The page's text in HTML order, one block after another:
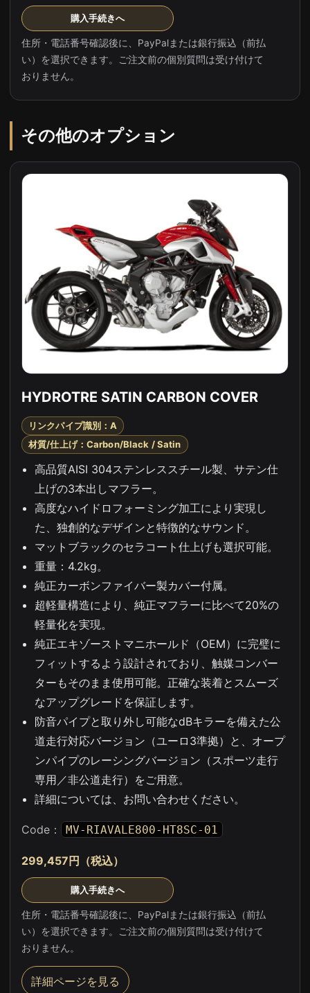
購入手続きへ
住所・電話番号確認後に、PayPalまたは銀行振込（前払
い）を選択できます。ご注文前の個別質問は受け付けて
おりません。
その他のオプション
HYDROTRE SATIN CARBON COVER
リンクパイプ識別：A
材質/仕上げ：Carbon/Black / Satin
高品質AISI 304ステンレススチール製、サテン仕
上げの3本出しマフラー。
高度なハイドロフォーミング加工により実現し
た、独創的なデザインと特徴的なサウンド。
マットブラックのセラコート仕上げも選択可能。
重量：4.2kg。
純正カーボンファイバー製カバー付属。
超軽量構造により、純正マフラーに比べて20%の
軽量化を実現。
純正エキゾーストマニホールド（OEM）に完璧に
フィットするよう設計されており、触媒コンバー
ターもそのまま使用可能。正確な装着とスムーズ
なアップグレードを保証します。
防音パイプと取り外し可能なdBキラーを備えた公
道走行対応バージョン（ユーロ3準拠）と、オープ
ンパイプのレーシングバージョン（スポーツ走行
専用／非公道走行）をご用意。
詳細については、お問い合わせください。
Code： MV-RIAVALE800-HT8SC-01
299,457円（税込）
購入手続きへ
住所・電話番号確認後に、PayPalまたは銀行振込（前払
い）を選択できます。ご注文前の個別質問は受け付けて
おりません。
詳細ページを見る